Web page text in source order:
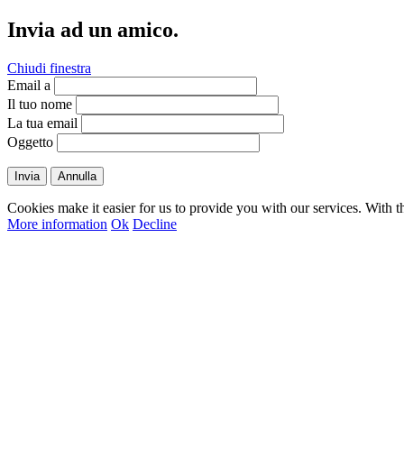
Invia ad un amico.
Chiudi finestra
Email a
Il tuo nome
La tua email
Oggetto
Invia Annulla
Cookies make it easier for us to provide you with our services. With
More information Ok Decline